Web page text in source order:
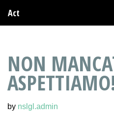
Act
NON
by nslgl.admin